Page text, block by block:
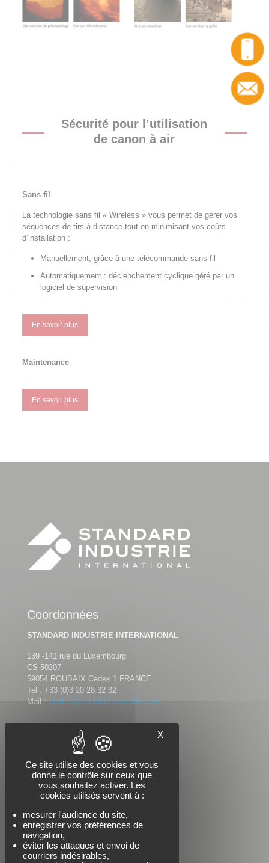
Sécurité pour l’utilisation
de canon à air
Sans fil
La technologie sans fil « Wireless » vous permet de gérer vos
séquences de tirs à distance tout en minimisant vos coûts
d’installation :
Manuellement, grâce à une télécommande sans fil
Automatiquement : déclenchement cyclique géré par un
logiciel de supervision
En savoir plus
Maintenance
En savoir plus
Coordonnées
STANDARD INDUSTRIE INTERNATIONAL
139 -141 rue du Luxembourg
CS 50207
59054 ROUBAIX Cedex 1 FRANCE
Tel : +33 (0)3 20 28 32 32
Mail : market@standard-industrie.com
Nous suivre
X
Ce site utilise des cookies et vous
donne le contrôle sur ceux que
vous souhaitez activer. Les
cookies utilisés servent à :
mesurer l'audience du site,
enregistrer vos préférences de
navigation,
éviter les attaques et envoi de
courriers indésirables,